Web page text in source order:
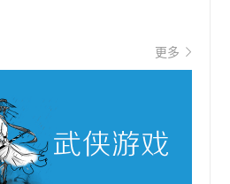
更多